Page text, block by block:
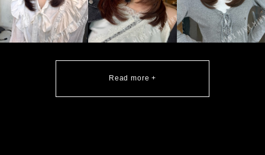
Read more +